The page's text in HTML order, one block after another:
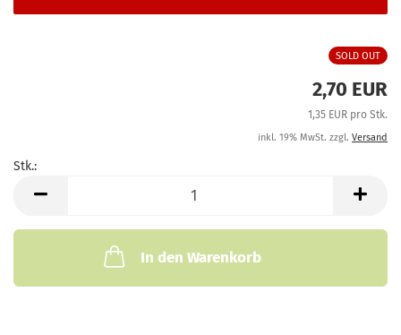
SOLD OUT
2,70 EUR
1,35 EUR pro Stk.
inkl. 19% MwSt. zzgl. Versand
Stk.:
In den Warenkorb